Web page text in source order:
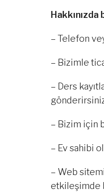
– Telefon
– Bizimle
– Ders
– Bizim için
– Ev sahibi
– Web
etkileşimde